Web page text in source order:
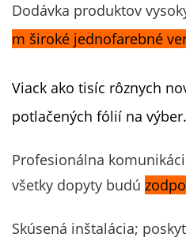
Dodávka produktov
m široké jednofarebné
Viack ako tisíc rôznych
potlačených fólií na výber.
Profesionálna
všetky dopyty budú
Skúsená inštalácia;